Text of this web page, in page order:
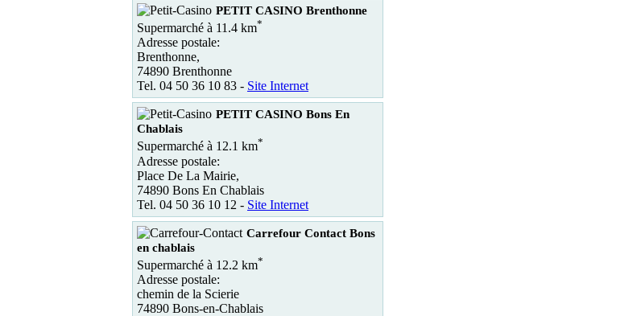
PETIT CASINO Brenthonne
Supermarché à 11.4 km*
Adresse postale:
Brenthonne,
74890 Brenthonne
Tel. 04 50 36 10 83 - Site Internet
PETIT CASINO Bons En
Chablais
Supermarché à 12.1 km*
Adresse postale:
Place De La Mairie,
74890 Bons En Chablais
Tel. 04 50 36 10 12 - Site Internet
Carrefour Contact Bons
en chablais
Supermarché à 12.2 km*
Adresse postale:
chemin de la Scierie
74890 Bons-en-Chablais